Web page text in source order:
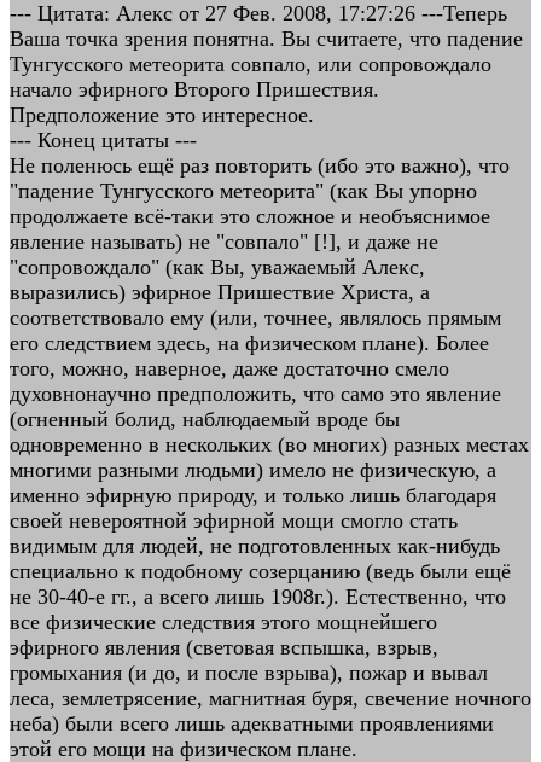
--- Цитата: Алекс от 27 Фев. 2008, 17:27:26 ---Теперь
Ваша точка зрения понятна. Вы считаете, что падение
Тунгусского метеорита совпало, или сопровождало
начало эфирного Второго Пришествия.
Предположение это интересное.
--- Конец цитаты ---
Не поленюсь ещё раз повторить (ибо это важно), что
"падение Тунгусского метеорита" (как Вы упорно
продолжаете всё-таки это сложное и необъяснимое
явление называть) не "совпало" [!], и даже не
"сопровождало" (как Вы, уважаемый Алекс,
выразились) эфирное Пришествие Христа, а
соответствовало ему (или, точнее, являлось прямым
его следствием здесь, на физическом плане). Более
того, можно, наверное, даже достаточно смело
духовнонаучно предположить, что само это явление
(огненный болид, наблюдаемый вроде бы
одновременно в нескольких (во многих) разных местах
многими разными людьми) имело не физическую, а
именно эфирную природу, и только лишь благодаря
своей невероятной эфирной мощи смогло стать
видимым для людей, не подготовленных как-нибудь
специально к подобному созерцанию (ведь были ещё
не 30-40-е гг., а всего лишь 1908г.). Естественно, что
все физические следствия этого мощнейшего
эфирного явления (световая вспышка, взрыв,
громыхания (и до, и после взрыва), пожар и вывал
леса, землетрясение, магнитная буря, свечение ночного
неба) были всего лишь адекватными проявлениями
этой его мощи на физическом плане.